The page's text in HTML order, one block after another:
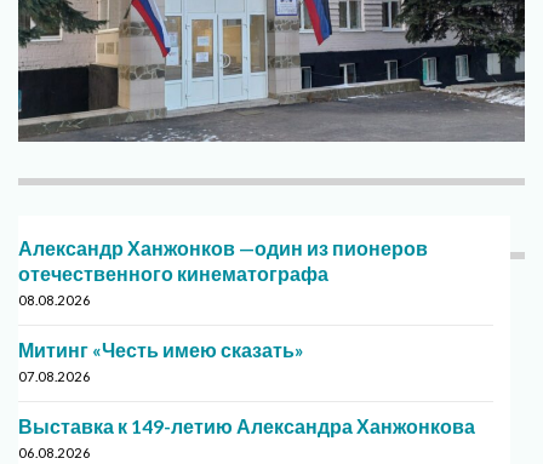
Александр Ханжонков —один из пионеров
отечественного кинематографа
08.08.2026
Митинг «Честь имею сказать»
07.08.2026
Выставка к 149-летию Александра Ханжонкова
06.08.2026